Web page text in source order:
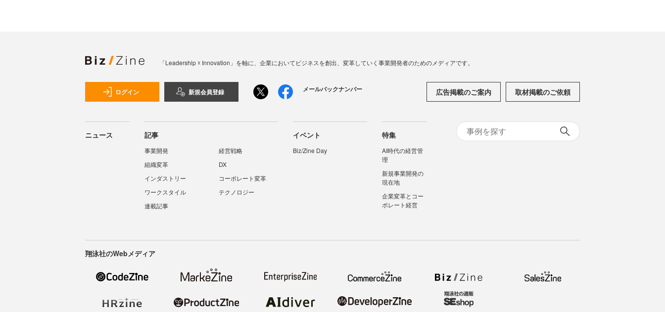
「Leadership ☓ Innovation」を軸に、企業においてビジネスを創出、変革していく事業開発者のためのメディアです。
ログイン 新規会員登録 メールバックナンバー 広告掲載のご案内 取材掲載のご依頼
ニュース 記事
事業開発
経営戦略
組織変革
DX
インダストリー
コーポレート変革
ワークスタイル
テクノロジー
連載記事
イベント
Biz/Zine Day
特集
AI時代の経営管
理
新規事業開発の
現在地
企業変革とコー
ポレート経営
翔泳社のWebメディア